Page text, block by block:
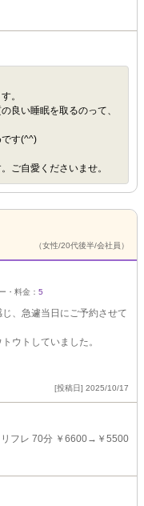
。
良い睡眠を取るのって、
す(^^)
ご自愛くださいませ。
（女性/20代後半/会社員）
・料金： 5
、急遽当日にご予約させて
ウトしていました。
[投稿日] 2025/10/17
リフレ 70分 ￥6600→￥5500